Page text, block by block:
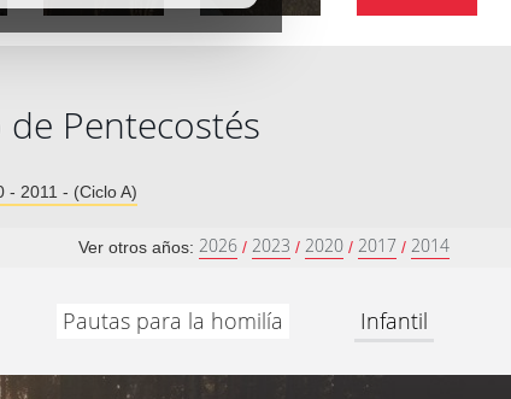
Pentecostés
- 2011 - (Ciclo A)
Ver otros años: 2026 / 2023 / 2020 / 2017 / 2014
Pautas para la homilía Infantil